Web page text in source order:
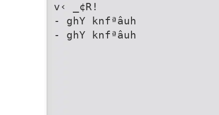
v‹ _¢R!
- ghY knfªâuh
- ghY knfªâuh